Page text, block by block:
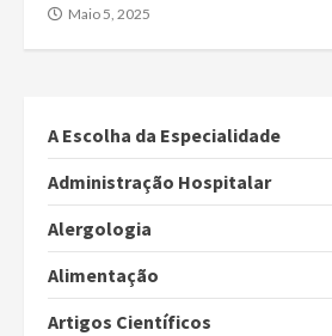
Maio 5, 2025
A Escolha da Especialidade
Administração Hospitalar
Alergologia
Alimentação
Artigos Científicos